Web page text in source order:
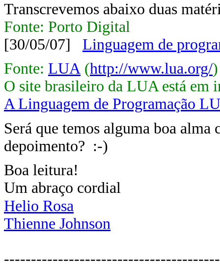
Transcrevemos abaixo duas
Fonte: Porto Digital
[30/05/07] Linguagem de
Fonte: LUA (http://www.lua.org/)
O site brasileiro da LUA está em
A Linguagem de Programação
Será que temos alguma boa
depoimento? :-)
Boa leitura!
Um abraço cordial
Helio Rosa
Thienne Johnson